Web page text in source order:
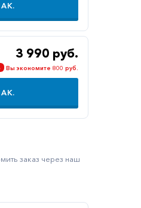
3 990 руб.
Вы экономите 800 руб.
заказ через наш